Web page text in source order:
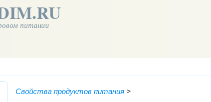
питании
Свойства продуктов питания >